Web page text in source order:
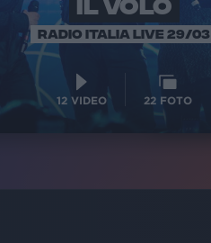
RADIO ITALIA LIVE 29/03
12VIDEO 22FOTO